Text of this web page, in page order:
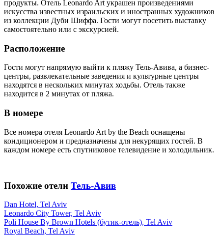
продукты. Отель Leonardo Art украшен произведениями
искусства известных израильских и иностранных художников
из коллекции Дуби Шиффа. Гости могут посетить выставку
самостоятельно или с экскурсией.
Расположение
Гости могут напрямую выйти к пляжу Тель-Авива, а бизнес-
центры, развлекательные заведения и культурные центры
находятся в нескольких минутах ходьбы. Отель также
находится в 2 минутах от пляжа.
В номере
Все номера отеля Leonardo Art by the Beach оснащены
кондиционером и предназначены для некурящих гостей. В
каждом номере есть спутниковое телевидение и холодильник.
Похожие отели Тель-Авив
Dan Hotel, Tel Aviv
Leonardo City Tower, Tel Aviv
Poli House By Brown Hotels (бутик-отель), Tel Aviv
Royal Beach, Tel Aviv